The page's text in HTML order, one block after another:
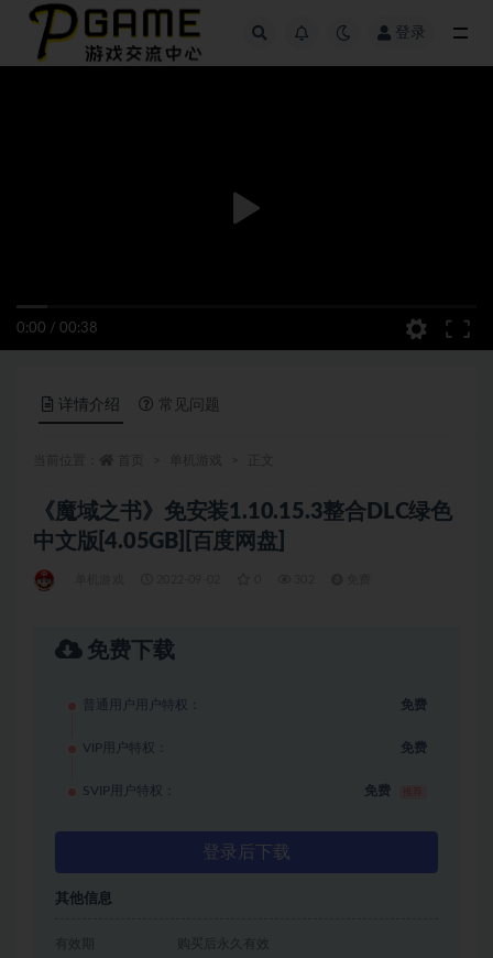
登录
0:00 / 00:38
详情介绍 常见问题
《魔域之书》免安装1.10.15.3整合DLC绿色
中文版[4.05GB][百度网盘]
免费下载
普通用户用户特权： 免费
VIP用户特权： 免费
SVIP用户特权： 免费
登录后下载
其他信息
有效期 购买后永久有效
全部